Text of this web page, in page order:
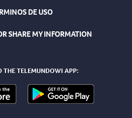
DE USO
SHARE MY INFORMATION
THE TELEMUNDOWI APP: